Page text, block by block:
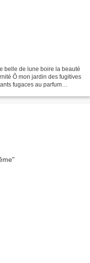
belle de lune boire la beauté
Ô mon jardin des fugitives
fugaces au parfum